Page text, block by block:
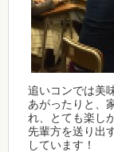
追いコンでは美
あがったりと、
れ、とても楽し
先輩方を送り出
しています！